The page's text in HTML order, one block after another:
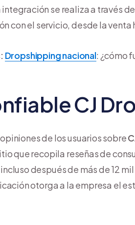
se realiza a través
con el servicio, desde la venta
Dropshipping nacional: ¿cómo
CJ
de los usuarios sobre
que recopila reseñas de
después de más de 12
otorga a la empresa el